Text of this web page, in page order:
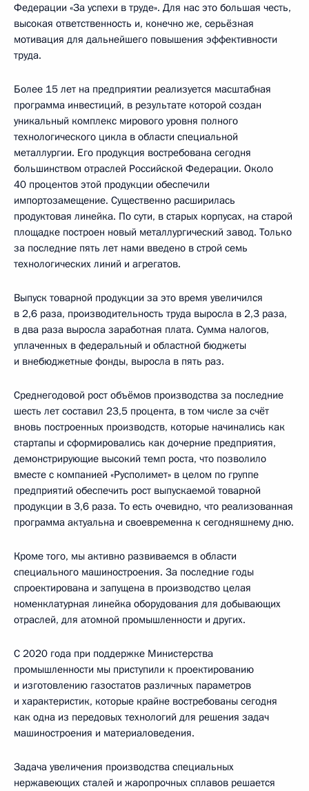
Федерации «За успехи в труде». Для нас это большая честь,
высокая ответственность и, конечно же, серьёзная
мотивация для дальнейшего повышения эффективности
труда.
Более 15 лет на предприятии реализуется масштабная
программа инвестиций, в результате которой создан
уникальный комплекс мирового уровня полного
технологического цикла в области специальной
металлургии. Его продукция востребована сегодня
большинством отраслей Российской Федерации. Около
40 процентов этой продукции обеспечили
импортозамещение. Существенно расширилась
продуктовая линейка. По сути, в старых корпусах, на старой
площадке построен новый металлургический завод. Только
за последние пять лет нами введено в строй семь
технологических линий и агрегатов.
Выпуск товарной продукции за это время увеличился
в 2,6 раза, производительность труда выросла в 2,3 раза,
в два раза выросла заработная плата. Сумма налогов,
уплаченных в федеральный и областной бюджеты
и внебюджетные фонды, выросла в пять раз.
Среднегодовой рост объёмов производства за последние
шесть лет составил 23,5 процента, в том числе за счёт
вновь построенных производств, которые начинались как
стартапы и сформировались как дочерние предприятия,
демонстрирующие высокий темп роста, что позволило
вместе с компанией «Русполимет» в целом по группе
предприятий обеспечить рост выпускаемой товарной
продукции в 3,6 раза. То есть очевидно, что реализованная
программа актуальна и своевременна к сегодняшнему дню.
Кроме того, мы активно развиваемся в области
специального машиностроения. За последние годы
спроектирована и запущена в производство целая
номенклатурная линейка оборудования для добывающих
отраслей, для атомной промышленности и других.
С 2020 года при поддержке Министерства
промышленности мы приступили к проектированию
и изготовлению газостатов различных параметров
и характеристик, которые крайне востребованы сегодня
как одна из передовых технологий для решения задач
машиностроения и материаловедения.
Задача увеличения производства специальных
нержавеющих сталей и жаропрочных сплавов решается